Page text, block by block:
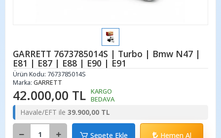
GARRETT 7673785014S | Turbo | Bmw N47 |
E81 | E87 | E88 | E90 | E91
Ürün Kodu: 7673785014S
Marka: GARRETT
42.000,00 TL KARGO
BEDAVA
Havale/EFT ile 39.900,00 TL
Sepete Ekle Hemen Al